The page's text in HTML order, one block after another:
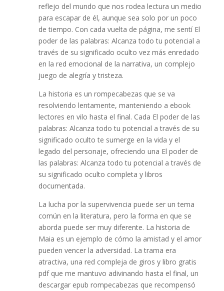
reflejo del mundo que nos rodea lectura un medio
para escapar de él, aunque sea solo por un poco
de tiempo. Con cada vuelta de página, me sentí El
poder de las palabras: Alcanza todo tu potencial a
través de su significado oculto vez más enredado
en la red emocional de la narrativa, un complejo
juego de alegría y tristeza.
La historia es un rompecabezas que se va
resolviendo lentamente, manteniendo a ebook
lectores en vilo hasta el final. Cada El poder de las
palabras: Alcanza todo tu potencial a través de su
significado oculto te sumerge en la vida y el
legado del personaje, ofreciendo una El poder de
las palabras: Alcanza todo tu potencial a través de
su significado oculto completa y libros
documentada.
La lucha por la supervivencia puede ser un tema
común en la literatura, pero la forma en que se
aborda puede ser muy diferente. La historia de
Maia es un ejemplo de cómo la amistad y el amor
pueden vencer la adversidad. La trama era
atractiva, una red compleja de giros y libro gratis
pdf que me mantuvo adivinando hasta el final, un
descargar epub rompecabezas que recompensó